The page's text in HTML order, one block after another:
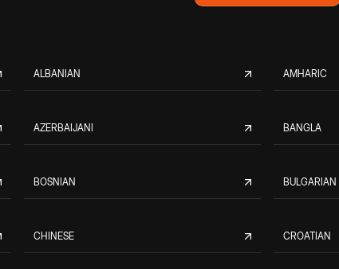
ALBANIAN AMHARIC
AZERBAIJANI BANGLA
BOSNIAN BULGARIAN
CHINESE CROATIAN